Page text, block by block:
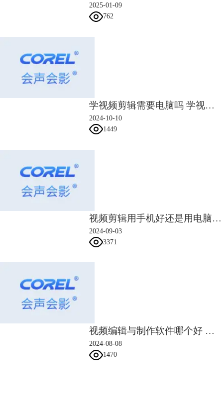
着上一个镜头的淡淡隐去，而下一个镜头慢慢呈现的过程。叠化的过程可
设置不同的时长，短时长看起来场景节奏快，而长时长能更凸显切换效
镜头开头的拍摄不佳。通过设置时长能控制叠化的时间范围。
绘声绘声叠化类的转场主要有轨透明、交叉淡化等，在过滤分类或关键字
搜索可快速找到。
叠化转场的效果如图5所示，可以看到两个场景间有重叠，让人感觉两个
图5：转场叠化效果
二、视频转场叠化一般设置几秒
上述提到了叠化转场的时长问题，视频转场叠化一般设置几秒？叠化转场
2025-01-09
762
学视频剪辑需要电脑吗 学视频剪辑需要什么条件
2024-10-10
1449
视频剪辑用手机好还是用电脑好 视频剪辑用电脑怎么做的
2024-09-03
3371
视频编辑与制作软件哪个好 视频编辑与制作软件哪个好学
2024-08-08
1470